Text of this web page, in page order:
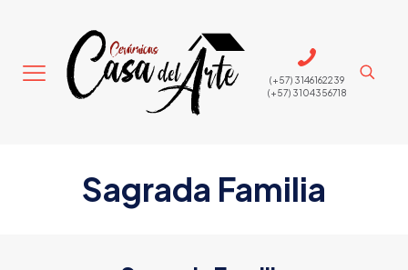
(+57) 3146162239
(+57) 3104356718
Sagrada Familia